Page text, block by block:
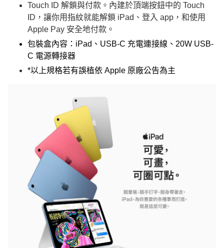
Touch ID 解鎖與付款。 內建於頂端按鈕中的 Touch
ID，讓你用指紋就能解鎖 iPad、登入 app，和使用
Apple Pay 安全地付款。
包裝盒內容：iPad、USB-C 充電連接線、20W USB-
C 電源轉接器
*以上規格若有誤植依 Apple 原廠公告為主